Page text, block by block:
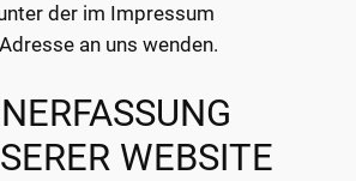
der im Impressum
an uns wenden.
WEBSITE